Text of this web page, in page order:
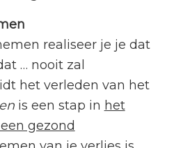
realiseer je je dat
… nooit zal
het verleden van het
is een stap in het
gezond